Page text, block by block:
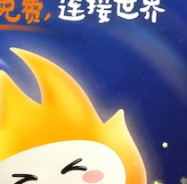
支持